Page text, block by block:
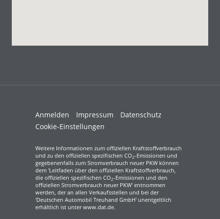
Anmelden Impressum
Datenschutz
Cookie-Einstellungen
Weitere Informationen zum offiziellen Kraftstoffverbrauch
und zu den offiziellen spezifischen CO2-Emissionen und
gegebenenfalls zum Stromverbrauch neuer PKW können
dem 'Leitfaden über den offiziellen Kraftstoffverbrauch,
die offiziellen spezifischen CO2-Emissionen und den
offiziellen Stromverbrauch neuer PKW' entnommen
werden, der an allen Verkaufsstellen und bei der
'Deutschen Automobil Treuhand GmbH' unentgeltlich
erhältlich ist unter www.dat.de.